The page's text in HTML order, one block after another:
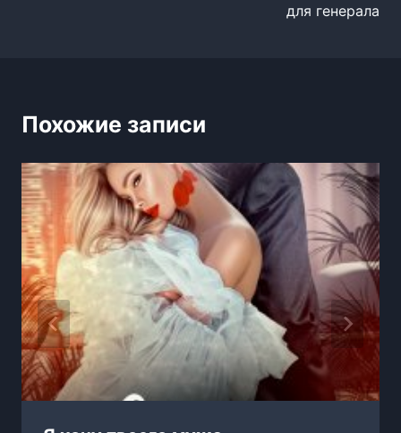
для генерала
Похожие записи